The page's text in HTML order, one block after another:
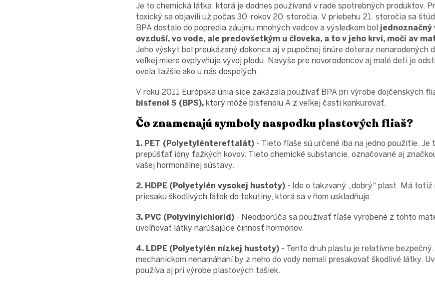
Je to chemická látka, ktorá je dodnes používaná v rade spotrebných produktov.
toxický sa objavili už počas 30. rokov 20. storočia. V priebehu 21. storočia sa
BPA dostalo do popredia záujmu mnohých vedcov a výsledkom bol
ovzduší, vo vode, ale predovšetkým u človeka, a to v jeho krvi, moči av
Jeho výskyt bol preukázaný dokonca aj v pupočnej šnúre doteraz nenarodených
veľkej miere ovplyvňuje vývoj plodu. Navyše pre novorodencov aj malé deti je
oveľa ťažšie ako u nás dospelých.
V roku 2011 Európska únia síce zakázala používať BPA pri výrobe dojčenských
bisfenol S (BPS), ktorý môže bisfenolu A z veľkej časti konkurovať.
Čo znamenajú symboly naspodku plastových fliaš?
1. PET (Polyetyléntereftalát) - Tieto fľaše sú určené iba na jedno použitie. Je
prepúšťať ióny ťažkých kovov. Tieto chemické substancie, označované aj
vašej hormonálnej sústavy.
2. HDPE (Polyetylén vysokej hustoty) - Ide o takzvaný „dobrý“ plast. Má
priesaku škodlivých látok do tekutiny, ktorá sa v ňom uskladňuje.
3. PVC (Polyvinylchlorid) - Neodporúča sa používať fľaše vyrobené z tohto
uvoľňovať látky narúšajúce činnosť hormónov.
4. LDPE (Polyetylén nízkej hustoty) - Tento druh plastu je relatívne
mechanickom nenamáhaní by z neho do vody nemali presakovať škodlivé látky.
používa aj pri výrobe plastových tašiek.